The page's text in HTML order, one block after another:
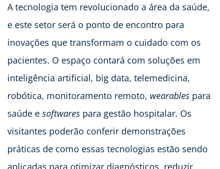
A tecnologia tem revolucionado a área da saúde,
e este setor será o ponto de encontro para
inovações que transformam o cuidado com os
pacientes. O espaço contará com soluções em
inteligência artificial, big data, telemedicina,
robótica, monitoramento remoto, wearables para
saúde e softwares para gestão hospitalar. Os
visitantes poderão conferir demonstrações
práticas de como essas tecnologias estão sendo
aplicadas para otimizar diagnósticos, reduzir